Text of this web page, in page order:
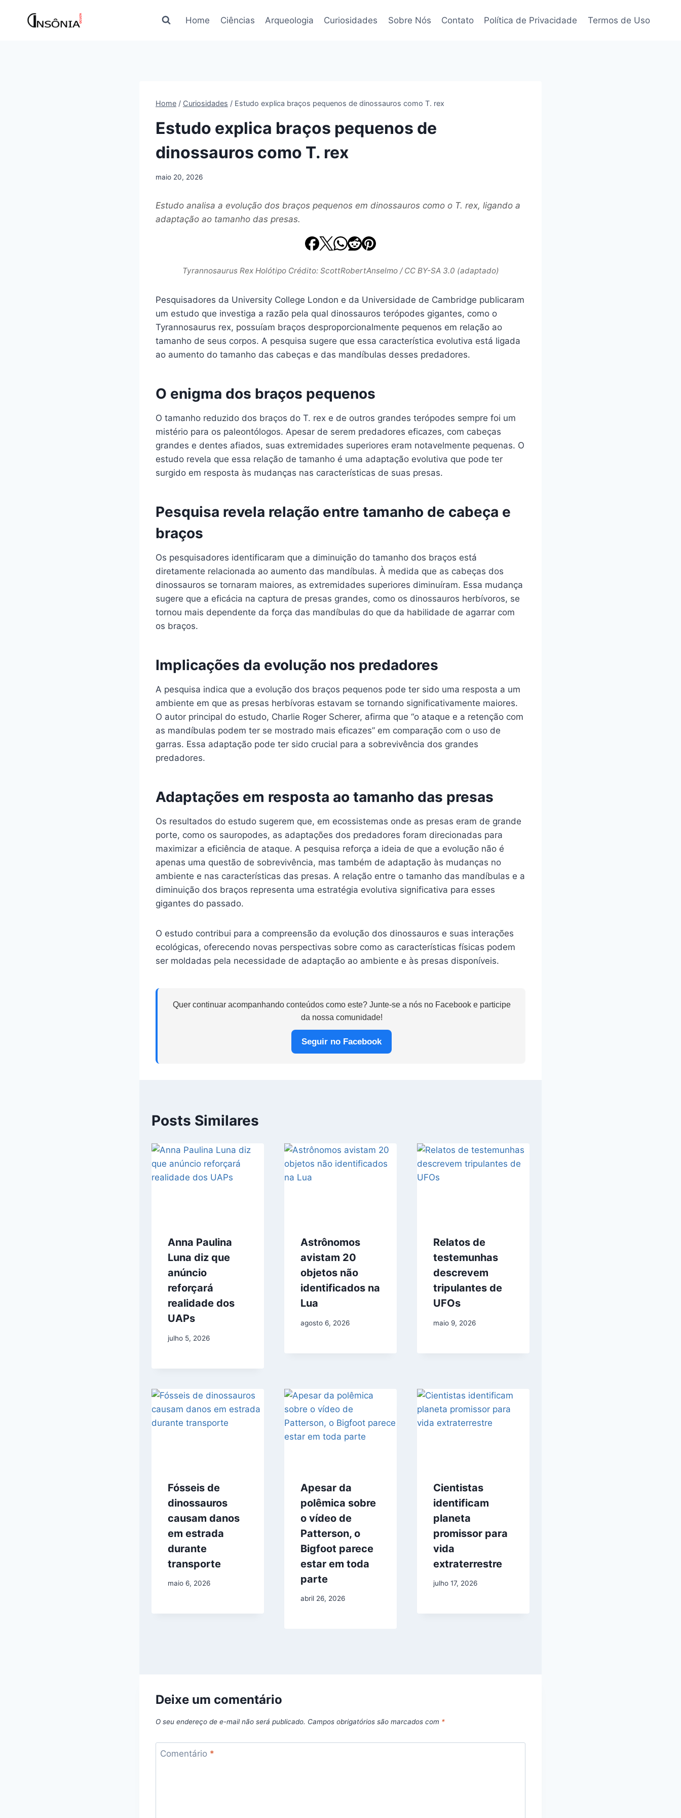
Home Ciências Arqueologia Curiosidades Sobre Nós Contato Política de Privacidade Termos de Uso
Home / Curiosidades / Estudo explica braços pequenos de dinossauros como T. rex
Estudo explica braços pequenos de
dinossauros como T. rex
maio 20, 2026
Estudo analisa a evolução dos braços pequenos em dinossauros como o T. rex, ligando a
adaptação ao tamanho das presas.
Tyrannosaurus Rex Holótipo Crédito: ScottRobertAnselmo / CC BY-SA 3.0 (adaptado)
Pesquisadores da University College London e da Universidade de Cambridge publicaram
um estudo que investiga a razão pela qual dinossauros terópodes gigantes, como o
Tyrannosaurus rex, possuíam braços desproporcionalmente pequenos em relação ao
tamanho de seus corpos. A pesquisa sugere que essa característica evolutiva está ligada
ao aumento do tamanho das cabeças e das mandíbulas desses predadores.
O enigma dos braços pequenos
O tamanho reduzido dos braços do T. rex e de outros grandes terópodes sempre foi um
mistério para os paleontólogos. Apesar de serem predadores eficazes, com cabeças
grandes e dentes afiados, suas extremidades superiores eram notavelmente pequenas. O
estudo revela que essa relação de tamanho é uma adaptação evolutiva que pode ter
surgido em resposta às mudanças nas características de suas presas.
Pesquisa revela relação entre tamanho de cabeça e
braços
Os pesquisadores identificaram que a diminuição do tamanho dos braços está
diretamente relacionada ao aumento das mandíbulas. À medida que as cabeças dos
dinossauros se tornaram maiores, as extremidades superiores diminuíram. Essa mudança
sugere que a eficácia na captura de presas grandes, como os dinossauros herbívoros, se
tornou mais dependente da força das mandíbulas do que da habilidade de agarrar com
os braços.
Implicações da evolução nos predadores
A pesquisa indica que a evolução dos braços pequenos pode ter sido uma resposta a um
ambiente em que as presas herbívoras estavam se tornando significativamente maiores.
O autor principal do estudo, Charlie Roger Scherer, afirma que “o ataque e a retenção com
as mandíbulas podem ter se mostrado mais eficazes” em comparação com o uso de
garras. Essa adaptação pode ter sido crucial para a sobrevivência dos grandes
predadores.
Adaptações em resposta ao tamanho das presas
Os resultados do estudo sugerem que, em ecossistemas onde as presas eram de grande
porte, como os sauropodes, as adaptações dos predadores foram direcionadas para
maximizar a eficiência de ataque. A pesquisa reforça a ideia de que a evolução não é
apenas uma questão de sobrevivência, mas também de adaptação às mudanças no
ambiente e nas características das presas. A relação entre o tamanho das mandíbulas e a
diminuição dos braços representa uma estratégia evolutiva significativa para esses
gigantes do passado.
O estudo contribui para a compreensão da evolução dos dinossauros e suas interações
ecológicas, oferecendo novas perspectivas sobre como as características físicas podem
ser moldadas pela necessidade de adaptação ao ambiente e às presas disponíveis.
Quer continuar acompanhando conteúdos como este? Junte-se a nós no Facebook e participe
da nossa comunidade!
Seguir no Facebook
Posts Similares
Anna Paulina
Luna diz que
anúncio
reforçará
realidade dos
UAPs
julho 5, 2026
Astrônomos
avistam 20
objetos não
identificados na
Lua
agosto 6, 2026
Relatos de
testemunhas
descrevem
tripulantes de
UFOs
maio 9, 2026
Fósseis de
dinossauros
causam danos
em estrada
durante
transporte
maio 6, 2026
Apesar da
polêmica sobre
o vídeo de
Patterson, o
Bigfoot parece
estar em toda
parte
abril 26, 2026
Cientistas
identificam
planeta
promissor para
vida
extraterrestre
julho 17, 2026
Deixe um comentário
O seu endereço de e-mail não será publicado. Campos obrigatórios são marcados com *
Comentário *